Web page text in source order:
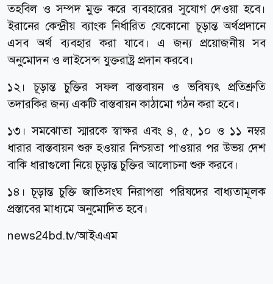
তহবিল ও সম্পদ মুক্ত করে ব্যবহারের সুযোগ দেওয়া হবে।
ইরানের কেন্দ্রীয় ব্যাংক নির্ধারিত যেকোনো চূড়ান্ত অর্থপ্রদানে
এসব অর্থ ব্যবহার করা যাবে। এ জন্য প্রয়োজনীয় সব
অনুমোদন ও লাইসেন্স যুক্তরাষ্ট্র প্রদান করবে।
১২। চূড়ান্ত চুক্তির সফল বাস্তবায়ন ও ভবিষ্যৎ প্রতিশ্রুতি
তদারকির জন্য একটি বাস্তবায়ন কাঠামো গঠন করা হবে।
১৩। সমঝোতা স্মারকে স্বাক্ষর এবং ৪, ৫, ১০ ও ১১ নম্বর
ধারার বাস্তবায়ন শুরু হওয়ার নিশ্চয়তা পাওয়ার পর উভয় দেশ
বাকি ধারাগুলো নিয়ে চূড়ান্ত চুক্তির আলোচনা শুরু করবে।
১৪। চূড়ান্ত চুক্তি জাতিসংঘ নিরাপত্তা পরিষদের বাধ্যতামূলক
প্রস্তাবের মাধ্যমে অনুমোদিত হবে।
news24bd.tv/আইএএম